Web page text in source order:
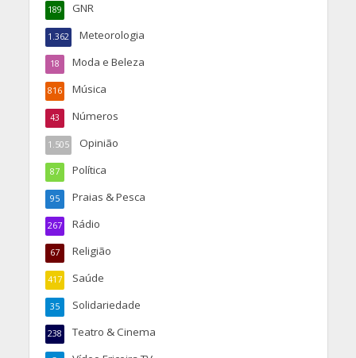
GNR
189
Meteorologia
1.362
Moda e Beleza
18
Música
816
Números
43
Opinião
1.505
Política
87
Praias & Pesca
95
Rádio
267
Religião
67
Saúde
417
Solidariedade
35
Teatro & Cinema
238